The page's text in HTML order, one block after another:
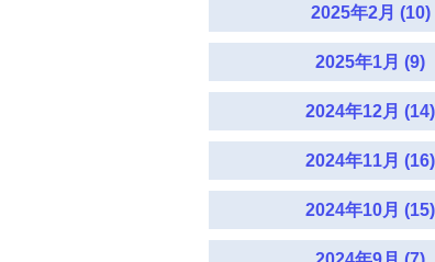
2025年2月 (10)
2025年1月 (9)
2024年12月 (14)
2024年11月 (16)
2024年10月 (15)